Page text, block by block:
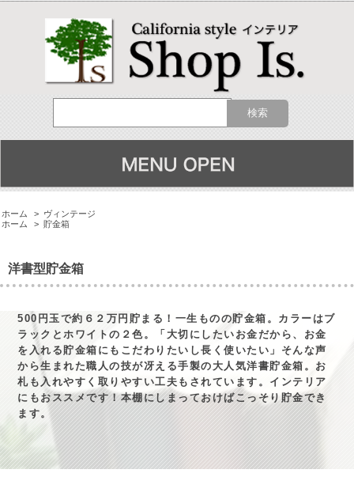
ホーム > ヴィンテージ
ホーム
> 貯金箱
洋書型貯金箱
500円玉で約６２万円貯まる！一生ものの貯金箱。カラーはブ
ラックとホワイトの２色。「大切にしたいお金だから、お金
を入れる貯金箱にもこだわりたいし長く使いたい」そんな声
から生まれた職人の技が冴える手製の大人気洋書貯金箱。お
札も入れやすく取りやすい工夫もされています。インテリア
にもおススメです！本棚にしまっておけばこっそり貯金でき
ます。